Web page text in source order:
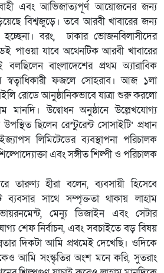
এবং আভিজাত্যপূর্ণ আয়োজনের জন্য
বিশ্বজুড়ে। তবে আরবী খাবারের জন্য
বরং, ঢাকার ভোজনবিলাসীদের
পাওয়া যাবে অথেনটিক আরবী খাবারের
বলছিলেন বাংলাদেশের প্রথম অ্যারাবিক
স্বত্বাধিকারী ফজলে সোহরাব। আজ ১লা
রোডে আনুষ্ঠানিকভাবে যাত্রা শুরু করলো
মানদি। উদ্বোধন অনুষ্ঠানে উল্লেখযোগ্য
ছিলেন রেস্টুরেন্ট সোসাইটি’ প্রধান
লিমিটেডের ব্যবস্থাপনা পরিচালক
এবং সঙ্গীত শিল্পী ও পরিচালক
তারুণ্য হীরা বলেন, ব্যবসায়ী হিসেবে
ব্যবসার সাথে সম্পৃক্ততা থাকায় লাহাম
মেন্যু ডিজাইন এবং সেটার
শেফ নির্বাচন, এবং সবচাইতে বড় বিষয়
দিকটা আমি প্রথমেই দেখেছি। ওদিকে
আমি সংস্কৃতির অংশ মনে করি, সুতরাং